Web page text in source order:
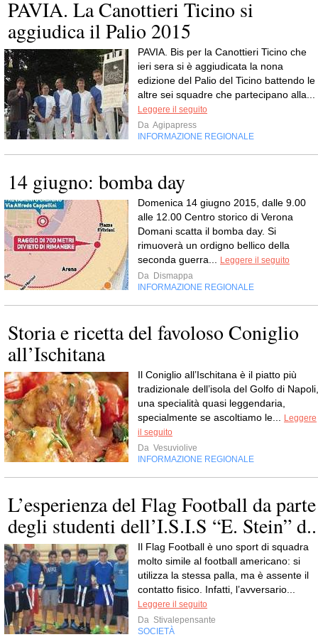
PAVIA. La Canottieri Ticino si
aggiudica il Palio 2015
PAVIA. Bis per la Canottieri Ticino che
ieri sera si è aggiudicata la nona
edizione del Palio del Ticino battendo le
altre sei squadre che partecipano alla...
Leggere il seguito
Da Agipapress
INFORMAZIONE REGIONALE
14 giugno: bomba day
Domenica 14 giugno 2015, dalle 9.00
alle 12.00 Centro storico di Verona
Domani scatta il bomba day. Si
rimuoverà un ordigno bellico della
seconda guerra... Leggere il seguito
Da Dismappa
INFORMAZIONE REGIONALE
Storia e ricetta del favoloso Coniglio
all’Ischitana
Il Coniglio all’Ischitana è il piatto più
tradizionale dell’isola del Golfo di Napoli,
una specialità quasi leggendaria,
specialmente se ascoltiamo le... Leggere
il seguito
Da Vesuviolive
INFORMAZIONE REGIONALE
L’esperienza del Flag Football da parte
degli studenti dell’I.S.I.S “E. Stein”
Il Flag Football è uno sport di squadra
molto simile al football americano: si
utilizza la stessa palla, ma è assente il
contatto fisico. Infatti, l’avversario...
Leggere il seguito
Da Stivalepensante
SOCIETÀ